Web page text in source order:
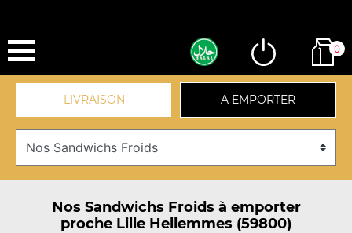
0
LIVRAISON A EMPORTER
Nos Sandwichs Froids à emporter
proche Lille Hellemmes (59800)